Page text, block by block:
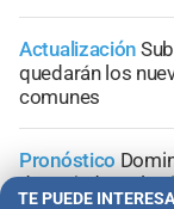
Actualización
quedarán los
comunes
Pronóstico
despejado en la
TE PUEDE